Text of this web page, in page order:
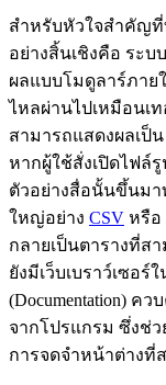
สำหรับหัวใจสำคัญที่
อย่างสิ้นเชิงคือ ระบ
ผลแบบโมดูลาร์ภาย
ไหลผ่านไปเหมือนเ
สามารถแสดงผลเป็
หากผู้ใช้สั่งเปิดไฟล์
ตัวอย่างสื่อนั้นขึ้นม
ใหญ่อย่าง CSV หรือ
กลายเป็นตารางที่ส
ยังมีเว็บเบราว์เซอร์
(Documentation) ค
จากโปรแกรม ซึ่งช่ว
การจดจำหน้าต่างที่